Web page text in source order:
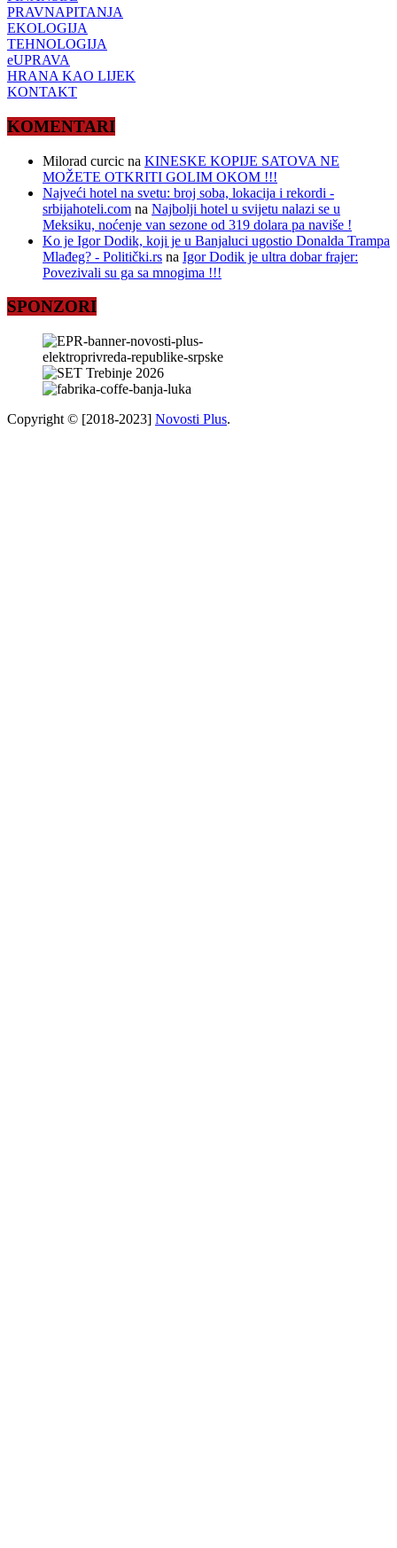
PRAVNAPITANJA
EKOLOGIJA
TEHNOLOGIJA
eUPRAVA
HRANA KAO LIJEK
KONTAKT
KOMENTARI
Milorad curcic na KINESKE KOPIJE SATOVA NE
MOŽETE OTKRITI GOLIM OKOM !!!
Najveći hotel na svetu: broj soba, lokacija i rekordi -
srbijahoteli.com na Najbolji hotel u svijetu nalazi se u
Meksiku, noćenje van sezone od 319 dolara pa naviše !
Ko je Igor Dodik, koji je u Banjaluci ugostio Donalda Trampa
Mlađeg? - Politički.rs na Igor Dodik je ultra dobar frajer:
Povezivali su ga sa mnogima !!!
SPONZORI
Copyright © [2018-2023] Novosti Plus.